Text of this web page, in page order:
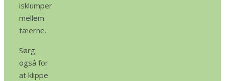
isklumper
mellem
tæerne.
Sørg
også for
at klippe